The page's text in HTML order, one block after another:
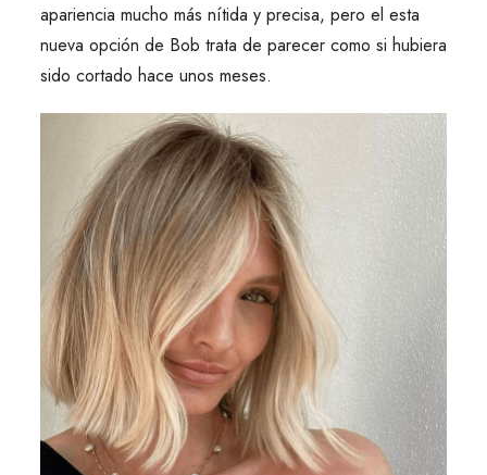
apariencia mucho más nítida y precisa, pero el esta
nueva opción de Bob trata de parecer como si hubiera
sido cortado hace unos meses.